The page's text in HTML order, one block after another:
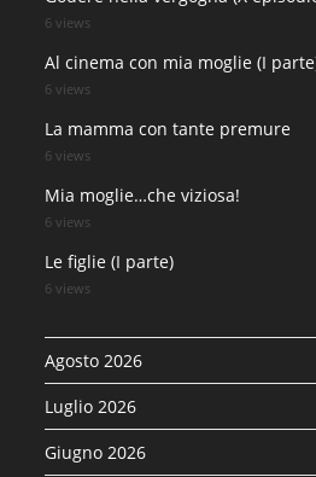
6 views
Al cinema con mia moglie (I
6 views
La mamma con tante premure
6 views
Mia moglie…che viziosa!
6 views
Le figlie (I parte)
6 views
Agosto 2026
Luglio 2026
Giugno 2026